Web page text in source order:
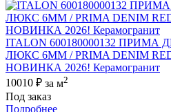
ITALON 600180000132 ПРИМА
ЛЮКС 6ММ / PRIMA DENIM
НОВИНКА 2026! Керамогранит
10010 ₽ за м2
Под заказ
Подробнее